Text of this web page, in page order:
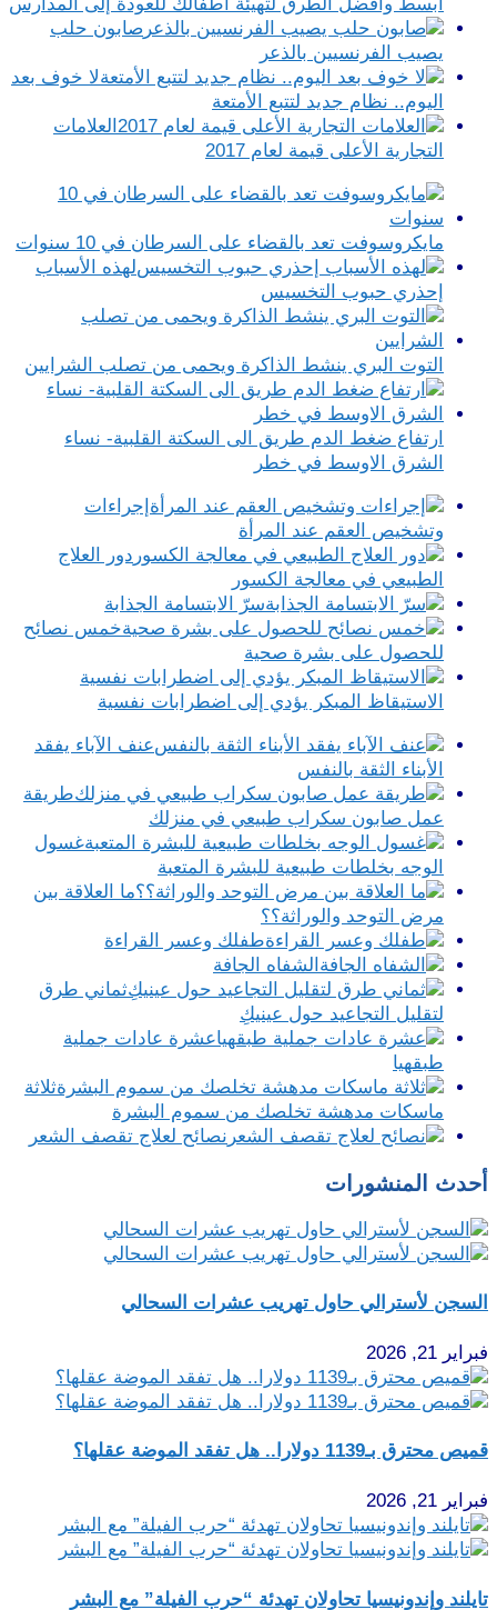
صابون حلب
يصيب الفرنسيين بالذعر
لا خوف بعد
اليوم.. نظام جديد لتتبع الأمتعة
العلامات
التجارية الأعلى قيمة لعام 2017
مايكروسوفت تعد بالقضاء على السرطان في 10 سنوات
لهذه الأسباب
إحذري حبوب التخسيس
التوت البري ينشط الذاكرة ويحمى من تصلب الشرايين
ارتفاع ضغط الدم طريق الى السكتة القلبية- نساء
الشرق الاوسط في خطر
إجراءات
وتشخيص العقم عند المرأة
دور العلاج
الطبيعي في معالجة الكسور
سرّ الابتسامة الجذابة
خمس نصائح
للحصول على بشرة صحية
الاستيقاظ المبكر يؤدي إلى اضطرابات نفسية
عنف الآباء يفقد
الأبناء الثقة بالنفس
طريقة
عمل صابون سكراب طبيعي في منزلك
غسول
الوجه بخلطات طبيعية للبشرة المتعبة
ما العلاقة بين
مرض التوحد والوراثة؟؟
طفلك وعسر القراءة
الشفاه الجافة
ثماني طرق
لتقليل التجاعيد حول عينيكِ
عشرة عادات جملية
طبقهيا
ثلاثة
ماسكات مدهشة تخلصك من سموم البشرة
نصائح لعلاج تقصف الشعر
أحدث المنشورات
السجن لأسترالي حاول تهريب عشرات السحالي
فبراير 21, 2026
قميص محترق بـ1139 دولارا.. هل تفقد الموضة عقلها؟
فبراير 21, 2026
تايلند وإندونيسيا تحاولان تهدئة “حرب الفيلة” مع البشر